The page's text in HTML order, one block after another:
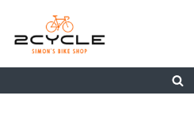
περιεχόμενο
Μεταπηδήστε